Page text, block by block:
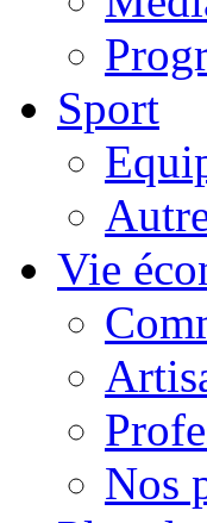
Sport
Vie
Nos